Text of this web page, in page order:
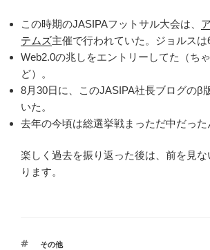
この時期のJASIPAフットサル大会は、
テムズ主催で行われていた。ジョルスは
Web2.0の兆しをエントリーしてた（ち
ど）。
8月30日に、このJASIPA社長ブログのβ
いた。
去年の今頃は総選挙戦まっただ中だった
楽しく過去を振り返った後は、前を見
ります。
タ
その他